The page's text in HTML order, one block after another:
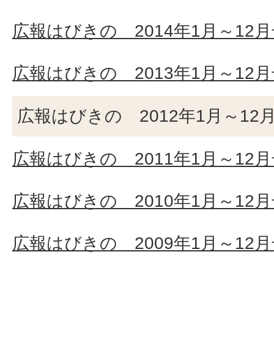
広報はびきの 2014年1月～12
広報はびきの 2013年1月～12
広報はびきの 2012年1月～12
広報はびきの 2011年1月～12
広報はびきの 2010年1月～12
広報はびきの 2009年1月～12